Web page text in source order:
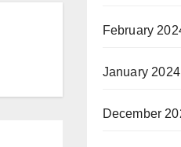
February
January 2024
December